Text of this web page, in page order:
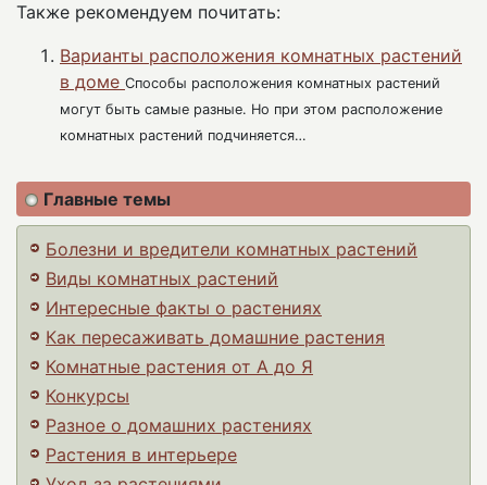
Также рекомендуем почитать:
Варианты расположения комнатных растений
в доме Способы расположения комнатных растений
могут быть самые разные. Но при этом расположение
комнатных растений подчиняется…
Главные темы
Болезни и вредители комнатных растений
Виды комнатных растений
Интересные факты о растениях
Как пересаживать домашние растения
Комнатные растения от А до Я
Конкурсы
Разное о домашних растениях
Растения в интерьере